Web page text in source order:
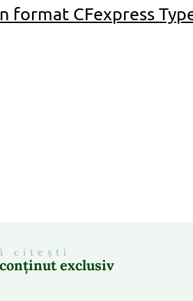
format CFexpress
citești
exclusiv